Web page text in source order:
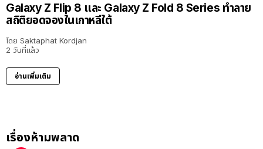
Galaxy Z Flip 8 และ Galaxy Z Fold 8 Series ทำลาย
สถิติยอดจองในเกาหลีใต้
โดย Saktaphat Kordjan
2 วันที่แล้ว
อ่านเพิ่มเติม
เรื่องห้ามพลาด